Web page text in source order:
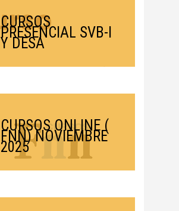
CURSOS
PRESENCIAL SVB-I
Y DESA
CURSOS ONLINE (
FNN) NOVIEMBRE
2025